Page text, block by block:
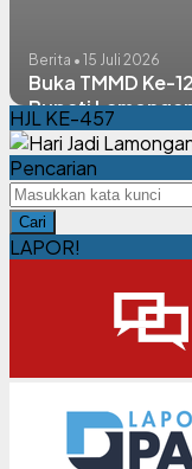
Berita • 15 Juli 2026
Buka TMMD Ke-
Bupati
Wisata Baru
HJL KE-457
Pencarian
Cari
LAPOR!